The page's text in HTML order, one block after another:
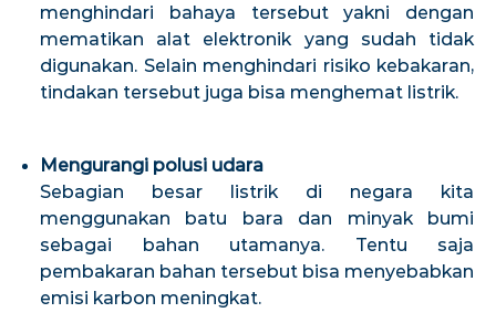
menghindari bahaya tersebut yakni dengan
mematikan alat elektronik yang sudah tidak
digunakan. Selain menghindari risiko kebakaran,
tindakan tersebut juga bisa menghemat listrik.
Mengurangi polusi udara
Sebagian besar listrik di negara kita
menggunakan batu bara dan minyak bumi
sebagai bahan utamanya. Tentu saja
pembakaran bahan tersebut bisa menyebabkan
emisi karbon meningkat.